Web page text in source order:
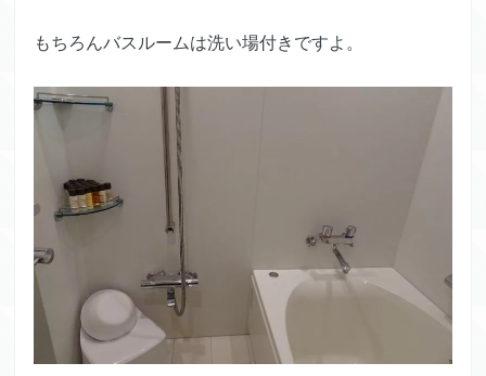
もちろんバスルームは洗い場付きですよ。